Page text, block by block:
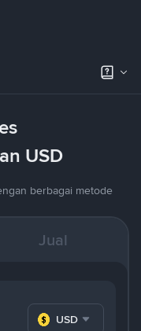
USD
berbagai metode
Jual
USD